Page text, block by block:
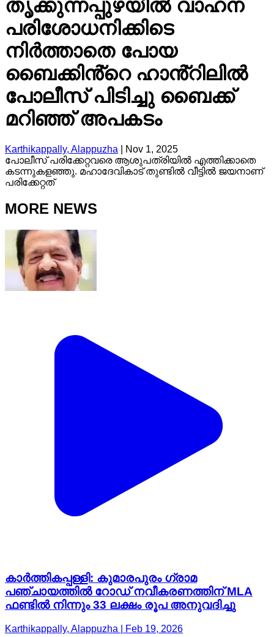
തൃക്കുന്നപ്പുഴയിൽ വാഹന
പരിശോധനിക്കിടെ
നിർത്താതെ പോയ
ബൈക്കിൻ്റെ ഹാൻ്റിലിൽ
പോലീസ് പിടിച്ചു ബൈക്ക്
മറിഞ്ഞ് അപകടം
Karthikappally, Alappuzha
Nov 1, 2025
പോലീസ് പരിക്കേറ്റവരെ ആശുപത്രിയിൽ എത്തിക്കാതെ
കടന്നുകളഞ്ഞു. മഹാദേവികാട് തുണ്ടിൽ വീട്ടിൽ ജയനാണ്
പരിക്കേറ്റത്
MORE NEWS
കാർത്തികപ്പള്ളി: കുമാരപുരം ഗ്രാമ
പഞ്ചായത്തിൽ റോഡ് നവീകരണത്തിന് MLA
ഫണ്ടിൽ നിന്നും 33 ലക്ഷം രൂപ അനുവദിച്ചു
Karthikappally, Alappuzha | Feb 19, 2026